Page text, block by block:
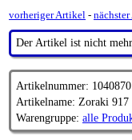
vorheriger Artikel -
Der Artikel ist nicht
Artikelnummer: 1040870
Artikelname: Zoraki 917
Warengruppe: alle